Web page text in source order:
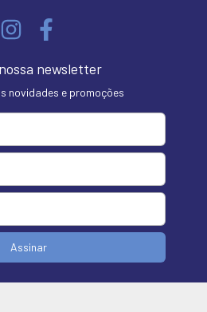
newsletter
novidades e promoções